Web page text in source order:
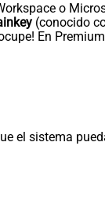
o
(conocido
En
el sistema